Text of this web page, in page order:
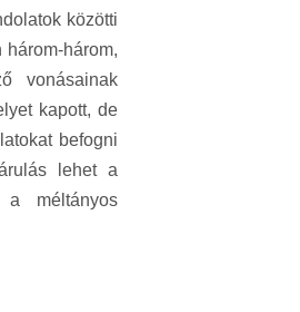
közötti
három,
vonásainak
kapott, de
befogni
lehet a
a méltányos